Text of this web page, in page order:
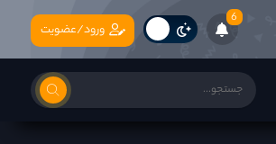
6
ورود/عضویت